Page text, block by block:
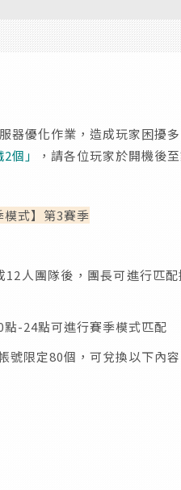
器優化作業，造成玩家困擾
個」 ，請各位玩家於開機後
式】第3賽季
人團隊後，團長可進行匹配
-24點可進行賽季模式匹配
限定80個，可兌換以下內容